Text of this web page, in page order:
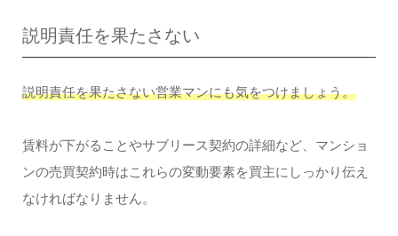
説明責任を果たさない
説明責任を果たさない営業マンにも気をつけましょう。
賃料が下がることやサブリース契約の詳細など、マンショ
ンの売買契約時はこれらの変動要素を買主にしっかり伝え
なければなりません。